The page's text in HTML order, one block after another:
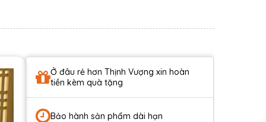
Ở đâu rẻ hơn Thịnh Vượng xin hoàn
tiền kèm quà tặng
Bảo hành sản phẩm dài hạn